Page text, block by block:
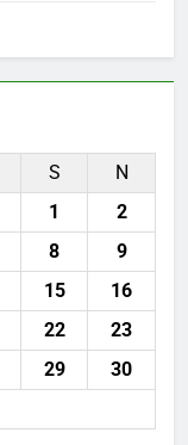
S
N
1
2
8
9
15
16
22
23
29
30